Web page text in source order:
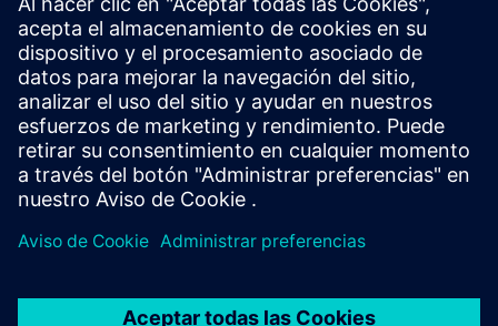
Optimizar el diseño del proceso o del producto puede fijar
el valor a lo largo de la vida útil de la producción, lo que
asciende a miles de millones de dólares en algunos casos.
La optimización de la operación de una planta crea valor
continuo a través de la mejora del rendimiento y la
eficiencia.
¿Cómo ayudan los GProms a
optimizar las operaciones de la
Los GProms utilizan gemelos digitales de alta fidelidad para